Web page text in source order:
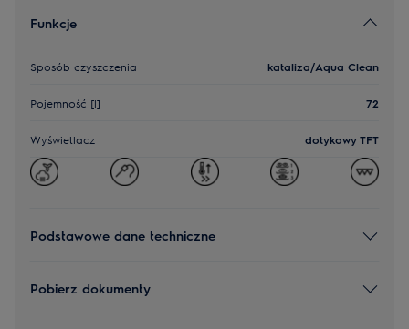
Funkcje
Sposób czyszczenia kataliza/Aqua Clean
Pojemność [l] 72
Wyświetlacz dotykowy TFT
Podstawowe dane techniczne
Pobierz dokumenty